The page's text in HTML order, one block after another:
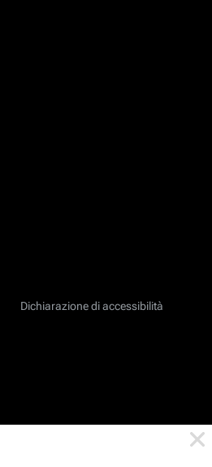
Dichiarazione di accessibilità